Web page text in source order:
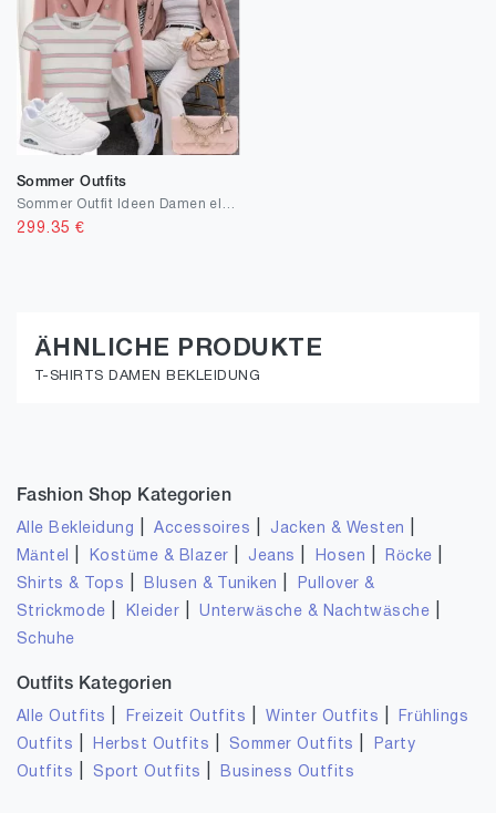
Sommer Outfits
299.35 €
ÄHNLICHE PRODUKTE
T-SHIRTS DAMEN BEKLEIDUNG
Fashion Shop Kategorien
Alle Bekleidung |Accessoires Jacken & Westen
Mäntel Kostüme & Blazer Jeans Hosen Röcke
Shirts & Tops Blusen & Tuniken
Pullover &
Strickmode
Kleider |Unterwäsche & Nachtwäsche
Schuhe
Outfits Kategorien
Alle Outfits Freizeit Outfits |Winter Outfits
Frühlings
Outfits
Herbst Outfits Sommer Outfits
Party
Outfits
Sport Outfits Business Outfits